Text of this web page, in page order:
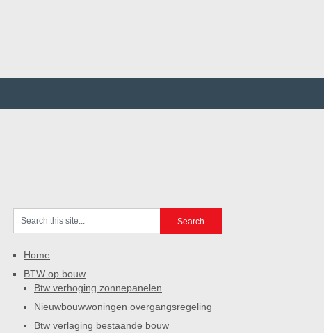
Home
BTW op bouw
Btw verhoging zonnepanelen
Nieuwbouwwoningen overgangsregeling
Btw verlaging bestaande bouw